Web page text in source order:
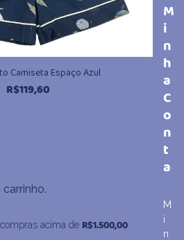
Camiseta Espaço Azul
R$119,60
acima de R$1.500,00
M
i
n
h
a
C
o
n
t
a
M
i
n